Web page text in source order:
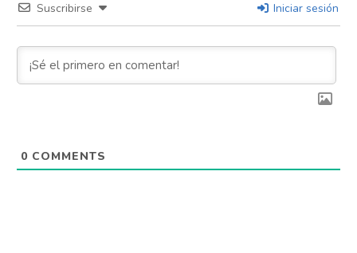
Suscribirse Iniciar sesión
0 COMMENTS